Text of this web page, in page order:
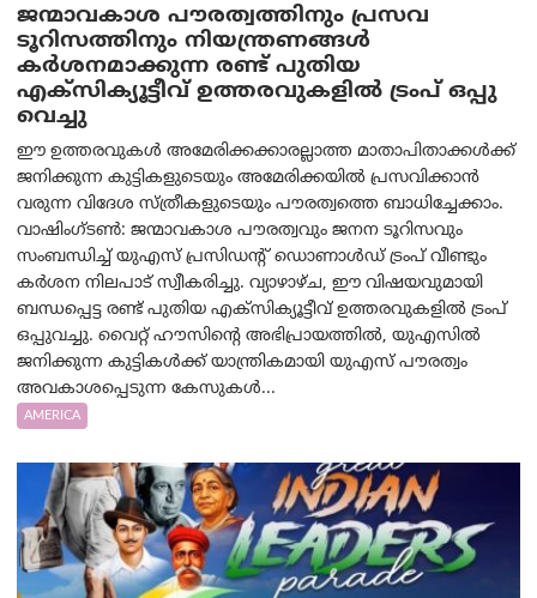
ജന്മാവകാശ പൗരത്വത്തിനും പ്രസവ
ടൂറിസത്തിനും നിയന്ത്രണങ്ങൾ
കർശനമാക്കുന്ന രണ്ട് പുതിയ
എക്സിക്യൂട്ടീവ് ഉത്തരവുകളിൽ ട്രംപ് ഒപ്പു
വെച്ചു
ഈ ഉത്തരവുകൾ അമേരിക്കക്കാരല്ലാത്ത മാതാപിതാക്കൾക്ക്
ജനിക്കുന്ന കുട്ടികളുടെയും അമേരിക്കയിൽ പ്രസവിക്കാൻ
വരുന്ന വിദേശ സ്ത്രീകളുടെയും പൗരത്വത്തെ ബാധിച്ചേക്കാം.
വാഷിംഗ്ടണ്‍: ജന്മാവകാശ പൗരത്വവും ജനന ടൂറിസവും
സംബന്ധിച്ച് യുഎസ് പ്രസിഡന്റ് ഡൊണാൾഡ് ട്രംപ് വീണ്ടും
കർശന നിലപാട് സ്വീകരിച്ചു. വ്യാഴാഴ്ച, ഈ വിഷയവുമായി
ബന്ധപ്പെട്ട രണ്ട് പുതിയ എക്സിക്യൂട്ടീവ് ഉത്തരവുകളിൽ ട്രംപ്
ഒപ്പുവച്ചു. വൈറ്റ് ഹൗസിന്റെ അഭിപ്രായത്തിൽ, യുഎസിൽ
ജനിക്കുന്ന കുട്ടികൾക്ക് യാന്ത്രികമായി യുഎസ് പൗരത്വം
അവകാശപ്പെടുന്ന കേസുകൾ...
AMERICA